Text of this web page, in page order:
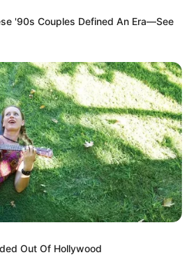
'90s Couples Defined An Era—See
Out Of Hollywood